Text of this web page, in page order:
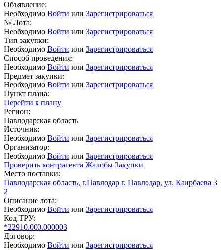
Объявление:
Необходимо Войти или Зарегистрироваться
№ Лота:
Необходимо Войти или Зарегистрироваться
Тип закупки:
Необходимо Войти или Зарегистрироваться
Способ проведения:
Необходимо Войти или Зарегистрироваться
Предмет закупки:
Необходимо Войти или Зарегистрироваться
Пункт плана:
Перейти к плану
Регион:
Павлодарская область
Источник:
Необходимо Войти или Зарегистрироваться
Организатор:
Необходимо Войти или Зарегистрироваться
Проверить контрагента Жалобы Закупки
Место поставки:
Павлодарская область, г.Павлодар г. Павлодар, ул. Каирбаева 3
2
Описание лота:
Необходимо Войти или Зарегистрироваться
Код ТРУ:
*22910.000.000003
Договор:
Необходимо Войти или Зарегистрироваться